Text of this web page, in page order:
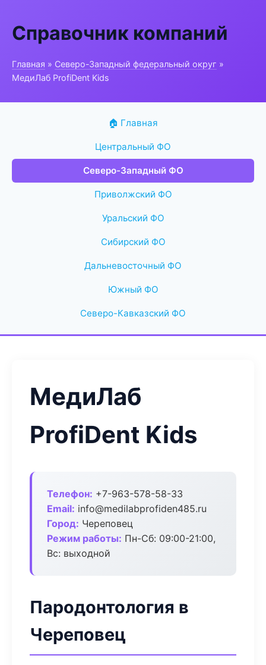
Справочник компаний
Главная » Северо-Западный федеральный округ »
МедиЛаб ProfiDent Kids
🏠 Главная
Центральный ФО
Северо-Западный ФО
Приволжский ФО
Уральский ФО
Сибирский ФО
Дальневосточный ФО
Южный ФО
Северо-Кавказский ФО
МедиЛаб
ProfiDent Kids
Телефон: +7-963-578-58-33
Email: info@medilabprofiden485.ru
Город: Череповец
Режим работы: Пн-Сб: 09:00-21:00,
Вс: выходной
Пародонтология в
Череповец